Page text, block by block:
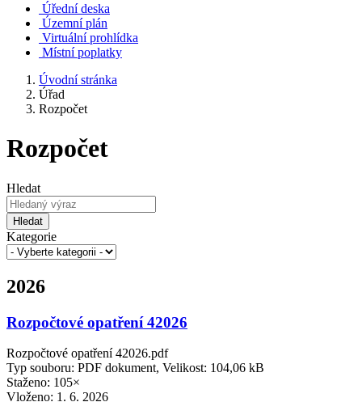
Úřední deska
Územní plán
Virtuální prohlídka
Místní poplatky
Úvodní stránka
Úřad
Rozpočet
Rozpočet
Hledat
Hledat
Kategorie
2026
Rozpočtové opatření 42026
Rozpočtové opatření 42026.pdf
Typ souboru: PDF dokument, Velikost: 104,06 kB
Staženo: 105×
Vloženo: 1. 6. 2026